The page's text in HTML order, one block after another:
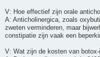
V: Hoe effectief zijn orale
A: Anticholinergica, zoals
zweten verminderen, maar
constipatie zijn vaak een
V: Wat zijn de kosten van